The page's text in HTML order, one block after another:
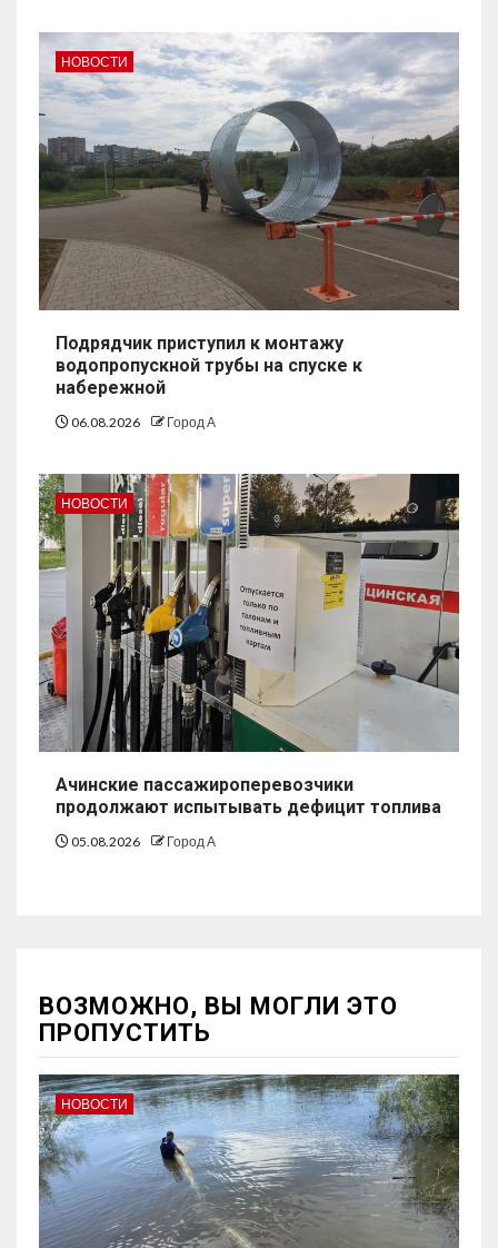
НОВОСТИ
Подрядчик приступил к монтажу
водопропускной трубы на спуске к
набережной
06.08.2026 Город А
НОВОСТИ
Ачинские пассажироперевозчики
продолжают испытывать дефицит топлива
05.08.2026 Город А
ВОЗМОЖНО, ВЫ МОГЛИ ЭТО
ПРОПУСТИТЬ
НОВОСТИ